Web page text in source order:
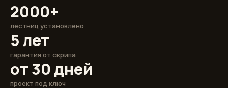
2000+
лестниц установлено
5 лет
гарантия от скрипа
от 30 дней
проект под ключ